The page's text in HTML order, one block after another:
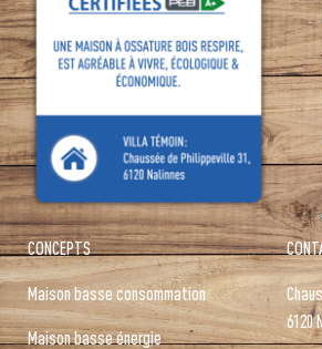
CONCEPTS
Maison basse consommation
Maison basse énergie
6120